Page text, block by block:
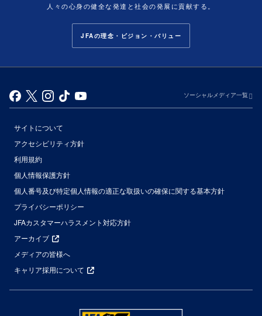
人々の心身の健全な発達と社会の発展に貢献する。
JFAの理念・ビジョン・バリュー
ソーシャルメディア一覧
サイトについて
アクセシビリティ方針
利用規約
個人情報保護方針
個人番号及び特定個人情報の適正な取扱いの確保に関する基本方針
プライバシーポリシー
JFAカスタマーハラスメント対応方針
アーカイブ
メディアの皆様へ
キャリア採用について